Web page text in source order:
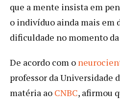
que a mente insista em
o indivíduo ainda mais em
dificuldade no momento da
De acordo com o
professor da Universidade
matéria ao CNBC, afirmou